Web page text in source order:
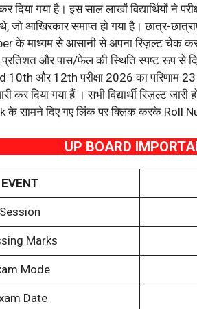
गया है। इस साल लाखों विद्यार्थियों ने
जो आखिरकार समाप्त हो गया है। छात्र-
के माध्यम से आसानी से अपना रिज़ल्ट चेक
और पास/फेल की स्थिति स्पष्ट रूप से
10th और 12th परीक्षा 2026 का परिणाम
कर दिया गया हैं । सभी विद्यार्थी रिज़ल्ट
के सामने दिए गए लिंक पर क्लिक करके Roll
UP BOARD
EVENT
Session
Marks
Mode
Date